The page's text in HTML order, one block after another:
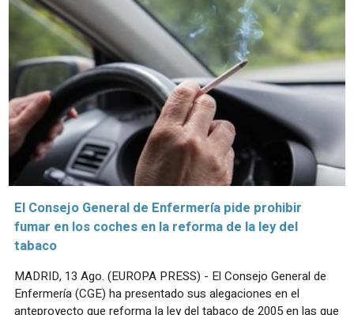
El Consejo General de Enfermería pide prohibir
fumar en los coches en la reforma de la ley del
tabaco
MADRID, 13 Ago. (EUROPA PRESS) - El Consejo General de
Enfermería (CGE) ha presentado sus alegaciones en el
anteproyecto que reforma la ley del tabaco de 2005 en las que